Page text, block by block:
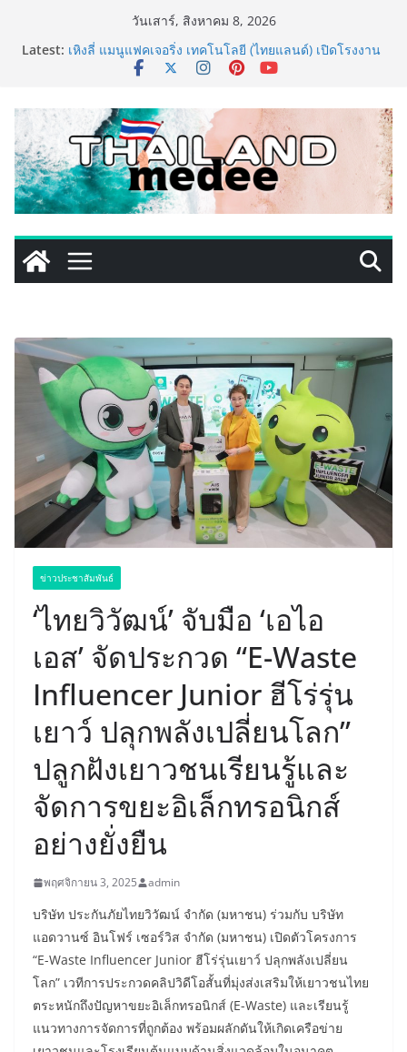
วันเสาร์, สิงหาคม 8, 2026
Latest: 5 ผนึก 9 พันธมิตร ขับเคลื่อน ESG Tourism สืบสานพระ
ราชปณิธาน สร้างคุณค่าการท่องเที่ยวไทยอย่างยั่งยืน
แห่งใหม่ในชลบุรี เดินหน้าขยายฐานการผลิตสู่เอเชียตะวัน
ออกเฉียงใต้ เสริมแกร่งยุทธศาสตร์ระดับโลก
LORDNINE จัดศึกคนดังสายเกม ไทย ปะทะ ฟิลิปปินส์ ใน
“Rise of the Tenth Lord” เปิดสงครามกิลด์ข้ามประเทศ
ฉลองเซิร์ฟเวอร์ใหม่ เฮเลนา
PIPPER STANDARD® เปิดตัวแชมพูอาบน้ำ และ โฟมอาบ
แห้งสัตว์เลี้ยง ชูนวัตกรรมพลังธรรมชาติ “Zero-Residue”
เลียขนได้ ปลอดภัย ไร้สารตกค้าง
เริ่มแล้ว! อ.ต.ก.แฟร์ 4 ภาค @ภาคกลาง “มนต์เสน่ห์เกษตร
ไทย สู่ใจกลางมหานคร” ชวนชิม ช้อป สินค้าเกษตร
ข่าวประชาสัมพันธ์
‘ไทยวิวัฒน์’ จับมือ ‘เอไอ
เอส’ จัดประกวด “E-Waste
Influencer Junior ฮีโร่รุ่น
เยาว์ ปลุกพลังเปลี่ยนโลก”
ปลูกฝังเยาวชนเรียนรู้และ
จัดการขยะอิเล็กทรอนิกส์
อย่างยั่งยืน
พฤศจิกายน 3, 2025 admin
บริษัท ประกันภัยไทยวิวัฒน์ จำกัด (มหาชน) ร่วมกับ บริษัท
แอดวานซ์ อินโฟร์ เซอร์วิส จำกัด (มหาชน) เปิดตัวโครงการ
“E-Waste Influencer Junior ฮีโร่รุ่นเยาว์ ปลุกพลังเปลี่ยน
โลก” เวทีการประกวดคลิปวิดีโอสั้นที่มุ่งส่งเสริมให้เยาวชนไทย
ตระหนักถึงปัญหาขยะอิเล็กทรอนิกส์ (E-Waste) และเรียนรู้
แนวทางการจัดการที่ถูกต้อง พร้อมผลักดันให้เกิดเครือข่าย